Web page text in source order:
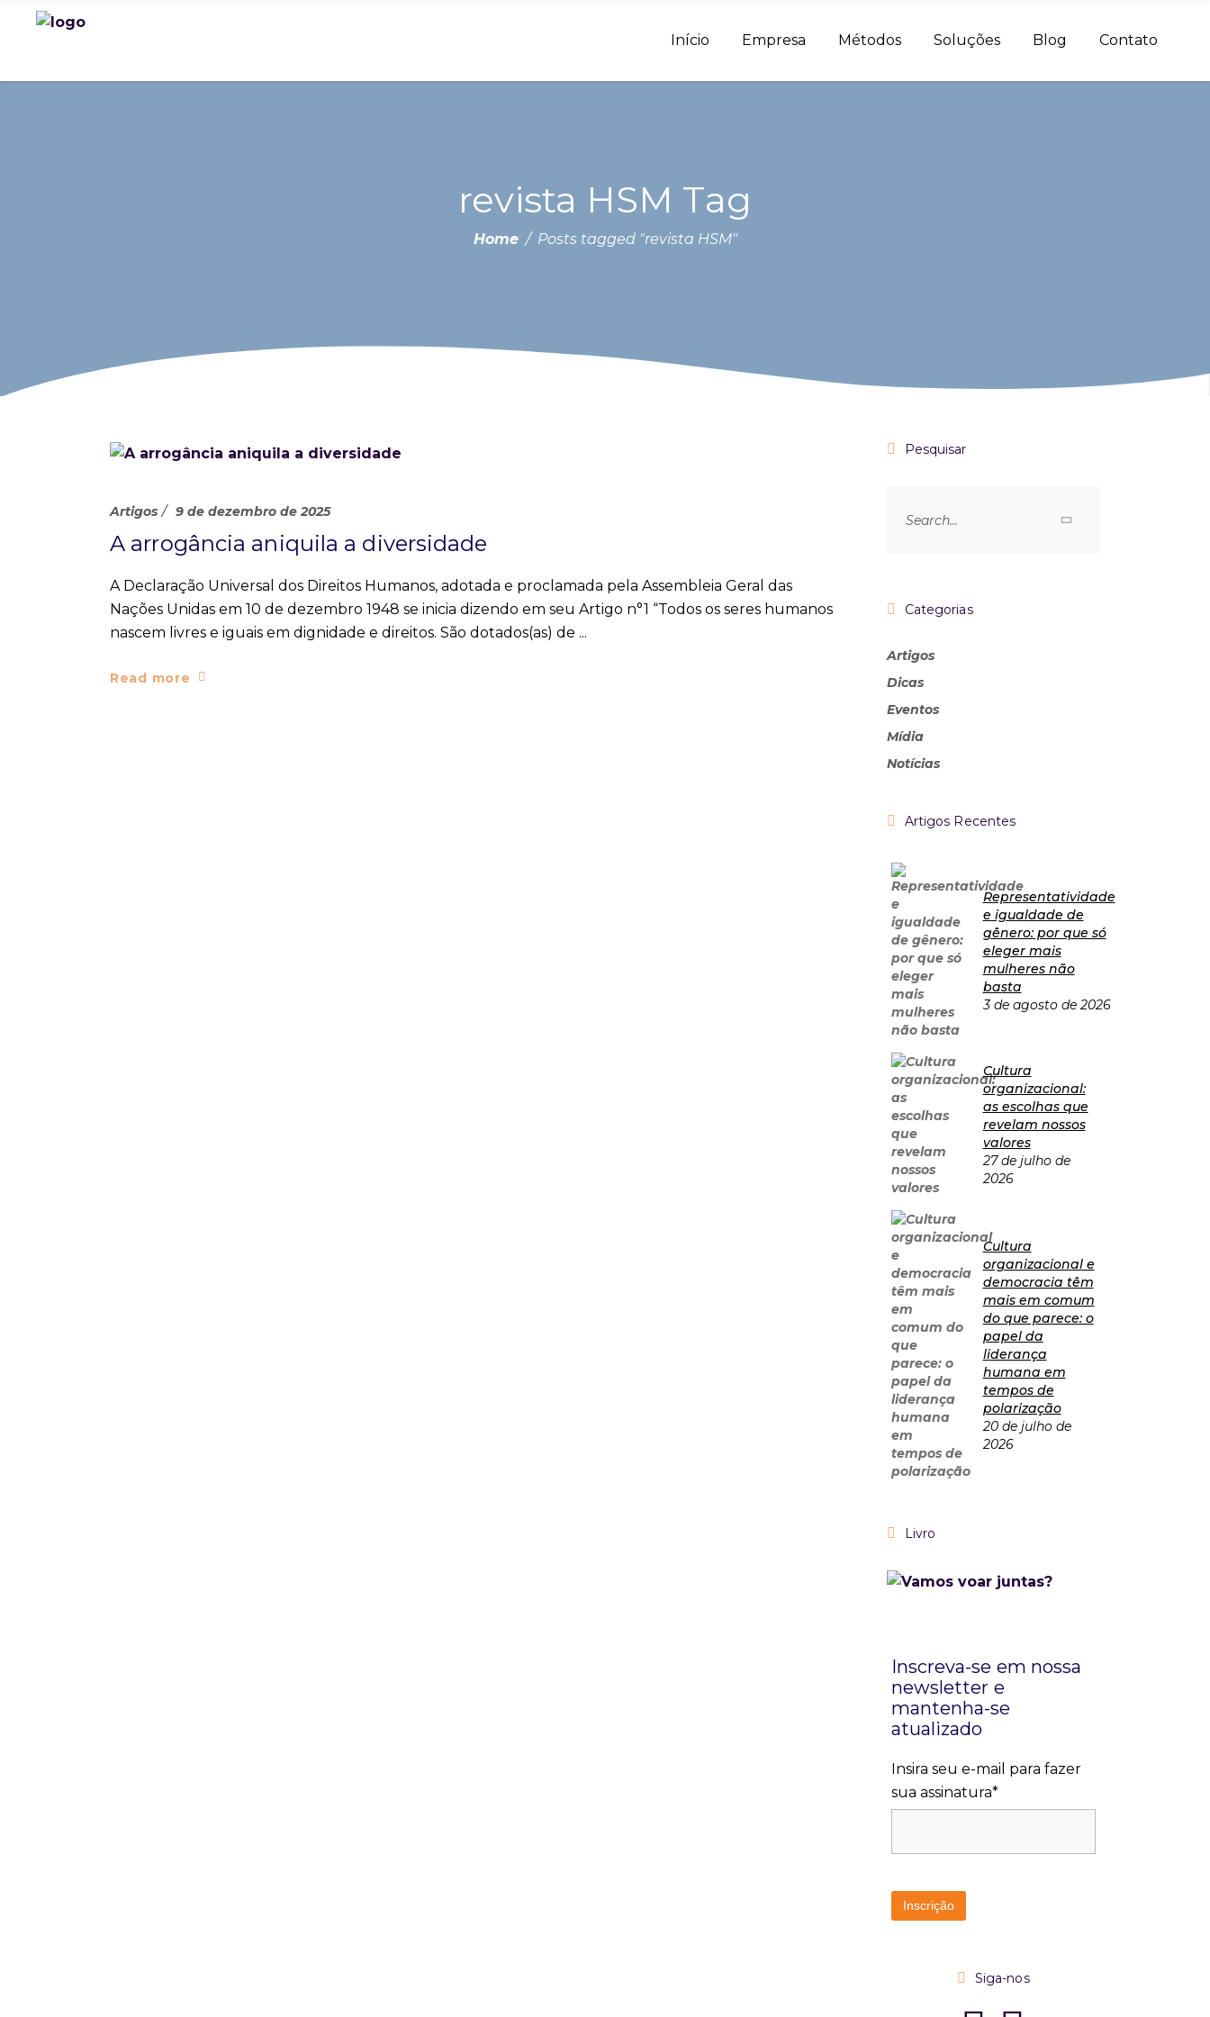
Início Empresa Métodos Soluções Blog Contato
revista HSM Tag
Home/ Posts tagged "revista HSM"
Artigos 9 de dezembro de 2025
A arrogância aniquila a diversidade
A Declaração Universal dos Direitos Humanos, adotada e proclamada pela Assembleia Geral das
Nações Unidas em 10 de dezembro 1948 se inicia dizendo em seu Artigo n°1 “Todos os seres humanos
nascem livres e iguais em dignidade e direitos. São dotados(as) de
Read more
Pesquisar
Categorias
Artigos
Dicas
Eventos
Mídia
Notícias
Artigos Recentes
Representatividade
e igualdade de
gênero: por que só
eleger mais
mulheres não
basta
3 de agosto de 2026
Cultura
organizacional:
as escolhas que
revelam nossos
valores
27 de julho de
2026
Cultura
organizacional e
democracia têm
mais em comum
do que parece: o
papel da
liderança
humana em
tempos de
polarização
20 de julho de
2026
Livro
Inscreva-se em nossa
newsletter e
mantenha-se
atualizado
Insira seu e-mail para fazer
sua assinatura*
Siga-nos